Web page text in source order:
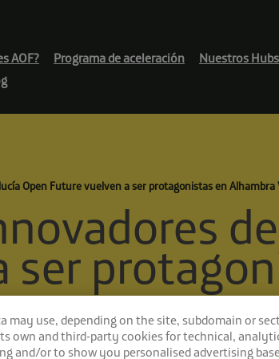
AOF? Programa de aceleración Nuestros Hubs
Open Future vuelven a ser protagonistas en Alhambra
ser
may use, depending on the site, subdomain or
own and third-party cookies for technical,
and/or to show you personalised advertising